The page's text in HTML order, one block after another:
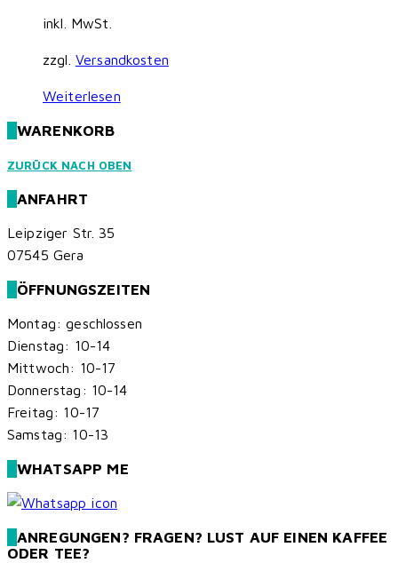
inkl. MwSt.
zzgl. Versandkosten
Weiterlesen
WARENKORB
ZURÜCK NACH OBEN
ANFAHRT
Leipziger Str. 35
07545 Gera
ÖFFNUNGSZEITEN
Montag: geschlossen
Dienstag: 10-14
Mittwoch: 10-17
Donnerstag: 10-14
Freitag: 10-17
Samstag: 10-13
WHATSAPP ME
ANREGUNGEN? FRAGEN? LUST AUF EINEN KAFFEE
ODER TEE?